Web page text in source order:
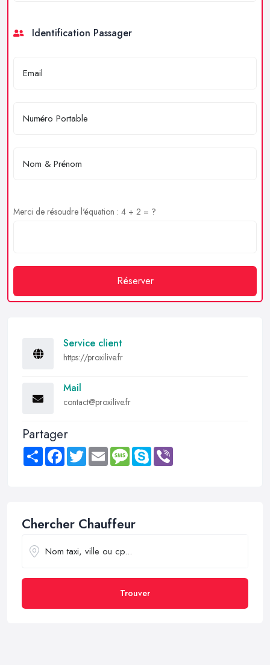
Identification Passager
Merci de résoudre l'équation : 4 + 2 = ?
Réserver
Service client
https://proxilive.fr
Mail
contact@proxilive.fr
Partager
Share FacebookTwitter Email MessageSkype
Chercher Chauffeur
Trouver